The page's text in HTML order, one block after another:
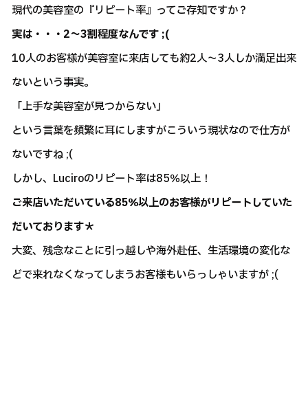
現代の美容室の『リピート率』ってご存知ですか？
実は・・・2～3割程度なんです ;(
10人のお客様が美容室に来店しても約2人～3人しか満足出来
ないという事実。
「上手な美容室が見つからない」
という言葉を頻繁に耳にしますがこういう現状なので仕方が
ないですね ;(
しかし、Luciroのリピート率は85％以上！
ご来店いただいている85％以上のお客様がリピートしていた
だいております＊
大変、残念なことに引っ越しや海外赴任、生活環境の変化な
どで来れなくなってしまうお客様もいらっしゃいますが ;(